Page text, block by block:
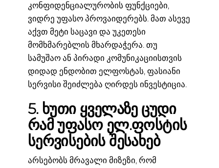
კონფიდენციალურობის ფუნქციები,
ვიდრე უფასო პროვაიდერებს. მათ ასევე
აქვთ მეტი საცავი და უკეთესი
მომხმარებლის მხარდაჭერა. თუ
სამუშაო ან პირადი კომუნიკაციისთვის
დიდად ენდობით ელფოსტას, ფასიანი
სერვისი შეიძლება ღირდეს ინვესტიცია.
5. ხუთი ყველაზე ცუდი
რამ უფასო ელ.ფოსტის
სერვისების შესახებ
არსებობს მრავალი მიზეზი, რომ